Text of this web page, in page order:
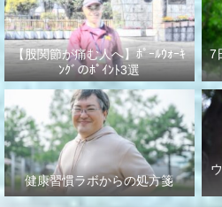
【股関節が痛む人へ】ﾎﾟｰﾙｳｫｰｷ
ﾝｸﾞのﾎﾟｲﾝﾄ3選
7
健康習慣ラボからの処方箋